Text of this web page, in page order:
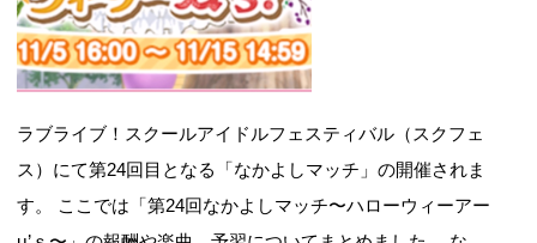
ラブライブ！スクールアイドルフェスティバル（スクフェ
ス）にて第24回目となる「なかよしマッチ」の開催されま
す。 ここでは「第24回なかよしマッチ〜ハローウィーアー